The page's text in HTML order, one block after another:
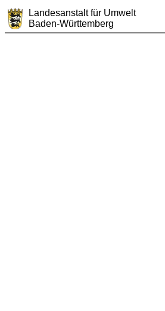
Landesanstalt für Umwelt
Baden-Württemberg